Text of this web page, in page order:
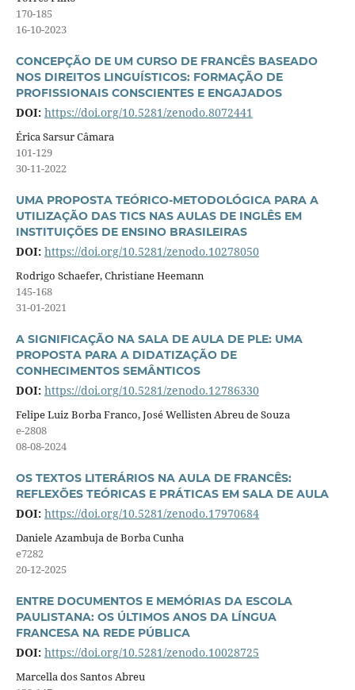
170-185
16-10-2023
CONCEPÇÃO DE UM CURSO DE FRANCÊS BASEADO
NOS DIREITOS LINGUÍSTICOS: FORMAÇÃO DE
PROFISSIONAIS CONSCIENTES E ENGAJADOS
DOI: https://doi.org/10.5281/zenodo.8072441
Érica Sarsur Câmara
101-129
30-11-2022
UMA PROPOSTA TEÓRICO-METODOLÓGICA PARA A
UTILIZAÇÃO DAS TICS NAS AULAS DE INGLÊS EM
INSTITUIÇÕES DE ENSINO BRASILEIRAS
DOI: https://doi.org/10.5281/zenodo.10278050
Rodrigo Schaefer, Christiane Heemann
145-168
31-01-2021
A SIGNIFICAÇÃO NA SALA DE AULA DE PLE: UMA
PROPOSTA PARA A DIDATIZAÇÃO DE
CONHECIMENTOS SEMÂNTICOS
DOI: https://doi.org/10.5281/zenodo.12786330
Felipe Luiz Borba Franco, José Wellisten Abreu de Souza
e-2808
08-08-2024
OS TEXTOS LITERÁRIOS NA AULA DE FRANCÊS:
REFLEXÕES TEÓRICAS E PRÁTICAS EM SALA DE AULA
DOI: https://doi.org/10.5281/zenodo.17970684
Daniele Azambuja de Borba Cunha
e7282
20-12-2025
ENTRE DOCUMENTOS E MEMÓRIAS DA ESCOLA
PAULISTANA: OS ÚLTIMOS ANOS DA LÍNGUA
FRANCESA NA REDE PÚBLICA
DOI: https://doi.org/10.5281/zenodo.10028725
Marcella dos Santos Abreu